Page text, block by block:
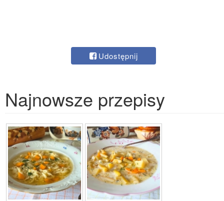
Udostępnij
Najnowsze przepisy